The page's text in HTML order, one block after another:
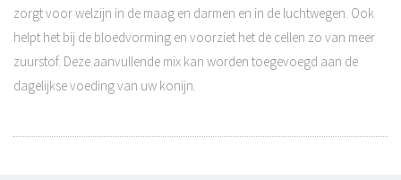
zorgt voor welzijn in de maag en darmen en in de luchtwegen. Ook
helpt het bij de bloedvorming en voorziet het de cellen zo van meer
zuurstof. Deze aanvullende mix kan worden toegevoegd aan de
dagelijkse voeding van uw konijn.